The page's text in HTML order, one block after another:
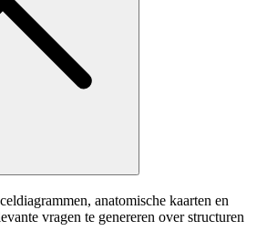
anatomische kaarten en
vragen te genereren over structuren